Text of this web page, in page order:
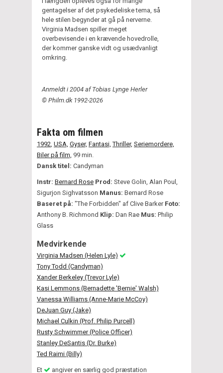
gentagelser af det psykedeliske tema, så
hele stilen begynder at gå på nerverne.
Virginia Madsen spiller meget
overbevisende i en krævende hovedrolle,
der kommer ganske vidt og usædvanligt
omkring.
Anmeldt i 2004 af Tobias Lynge Herler
© Philm.dk 1992-2026
Fakta om filmen
1992 USA, Gyser, Fantasi, Thriller, Seriemordere,
Biler på film, 99 min.
Dansk titel: Candyman
Instr: Bernard Rose Prod: Steve Golin, Alan Poul,
Sigurjon Sighvatsson Manus: Bernard Rose
Baseret på: "The Forbidden" af Clive Barker Foto:
Anthony B. Richmond Klip: Dan Rae Mus: Philip
Glass
Medvirkende
Virginia Madsen (Helen Lyle)
Tony Todd (Candyman)
Xander Berkeley (Trevor Lyle)
Kasi Lemmons (Bernadette 'Bernie' Walsh)
Vanessa Williams (Anne-Marie McCoy)
DeJuan Guy (Jake)
Michael Culkin (Prof. Philip Purcell)
Rusty Schwimmer (Police Officer)
Stanley DeSantis (Dr. Burke)
Ted Raimi (Billy)
Et
angiver en særlig god præstation